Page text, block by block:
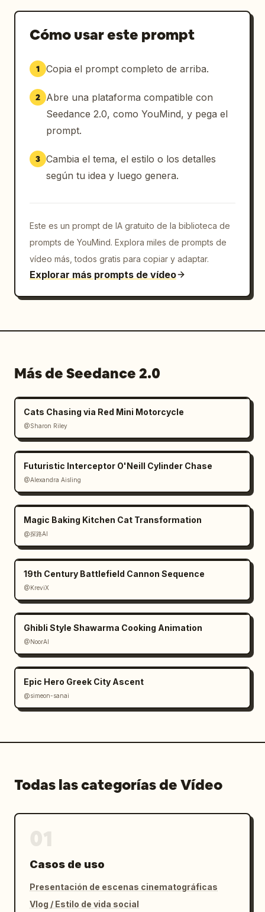
Cómo usar este prompt
1 Copia el prompt completo de arriba.
2
Abre una plataforma compatible con
Seedance 2.0, como YouMind, y pega el
prompt.
3 Cambia el tema, el estilo o los detalles
según tu idea y luego genera.
Este es un prompt de IA gratuito de la biblioteca de
prompts de YouMind. Explora miles de prompts de
vídeo más, todos gratis para copiar y adaptar.
Explorar más prompts de vídeo
Más de Seedance 2.0
Cats Chasing via Red Mini Motorcycle
@Sharon Riley
Futuristic Interceptor O'Neill Cylinder Chase
@Alexandra Aisling
Magic Baking Kitchen Cat Transformation
@探路AI
19th Century Battlefield Cannon Sequence
@KreviX
Ghibli Style Shawarma Cooking Animation
@NoorAI
Epic Hero Greek City Ascent
@simeon-sanai
Todas las categorías de Vídeo
Casos de uso
Presentación de escenas cinematográficas
Vlog / Estilo de vida social